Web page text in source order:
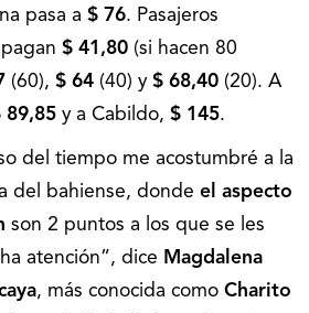
pasa a $ 76. Pasajeros
$ 41,80 (si hacen 80
(60), $ 64 (40) y $ 68,40 (20). A
89,85 y a Cabildo, $ 145.
del tiempo me acostumbré a la
del bahiense, donde el aspecto
son 2 puntos a los que se les
atención”, dice Magdalena
, más conocida como Charito